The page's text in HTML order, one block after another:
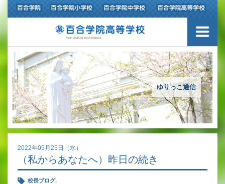
ゆりっこ通信
2022年05月25日（水）
（私からあなたへ）昨日の続き
校長ブログ.
学校紹介
アクセスマップ
沿革
アカデミックリサーチコース